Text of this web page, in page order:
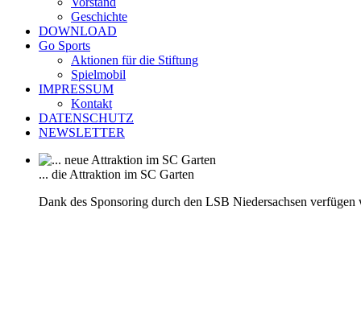
Geschichte
DOWNLOAD
Go Sports
Aktionen für die Stiftung
Spielmobil
IMPRESSUM
Kontakt
DATENSCHUTZ
NEWSLETTER
... die Attraktion im SC Garten
Dank des Sponsoring durch den LSB Niedersachsen